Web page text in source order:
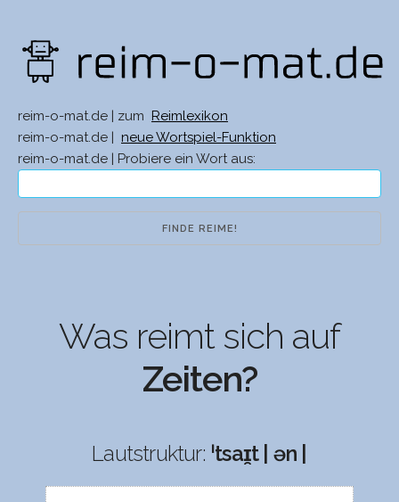
reim-o-mat.de | zum
Reimlexikon
reim-o-mat.de |
neue Wortspiel-Funktion
reim-o-mat.de | Probiere ein Wort aus:
Was reimt sich auf
Zeiten?
Lautstruktur: ˈtsaɪ̯t | ən |